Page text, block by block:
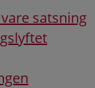
satsning